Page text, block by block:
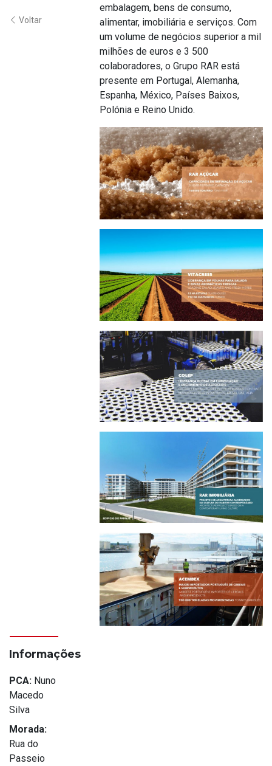
Voltar
embalagem, bens de consumo,
alimentar, imobiliária e serviços. Com
um volume de negócios superior a mil
milhões de euros e 3 500
colaboradores, o Grupo RAR está
presente em Portugal, Alemanha,
Espanha, México, Países Baixos,
Polónia e Reino Unido.
Informações
PCA: Nuno
Macedo
Silva
Morada:
Rua do
Passeio